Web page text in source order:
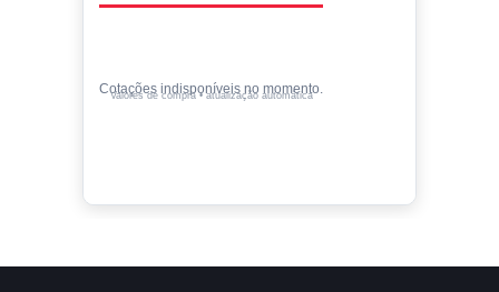
Cotações indisponíveis no momento.
Valores de compra • atualização automática